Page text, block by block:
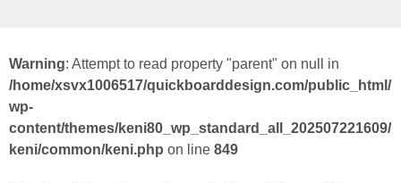
Warning: Attempt to read property "parent" on null in
/home/xsvx1006517/quickboarddesign.com/public_html/
wp-
content/themes/keni80_wp_standard_all_202507221609/
keni/common/keni.php on line 849